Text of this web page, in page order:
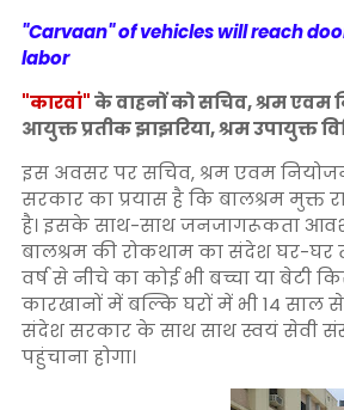
"Carvaan" of vehicles will reach
labor
"कारवां"के वाहनों को सचिव, श्रम एवम
आयुक्त प्रतीक झाझरिया, श्रम उपायुक्त
इस अवसर पर सचिव, श्रम एवम
सरकार का प्रयास है कि बालश्रम मुक्त
है। इसके साथ-साथ जनजागरूकता
बालश्रम की रोकथाम का संदेश घर-घर
वर्ष से नीचे का कोई भी बच्चा या बेटी
कारखानों में बल्कि घरों में भी 14 साल
संदेश सरकार के साथ साथ स्वयं सेवी
पहुंचाना होगा।